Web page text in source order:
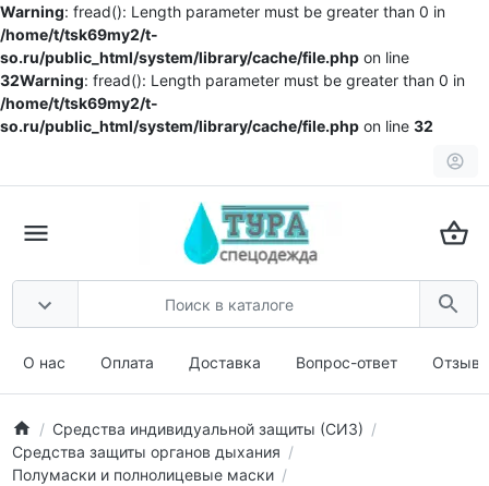
Warning: fread(): Length parameter must be greater than 0 in
/home/t/tsk69my2/t-
so.ru/public_html/system/library/cache/file.php on line
32Warning: fread(): Length parameter must be greater than 0 in
/home/t/tsk69my2/t-
so.ru/public_html/system/library/cache/file.php on line 32
О нас Оплата Доставка Вопрос-ответ
Средства индивидуальной защиты (СИЗ)
Средства защиты органов дыхания
Полумаски и полнолицевые маски